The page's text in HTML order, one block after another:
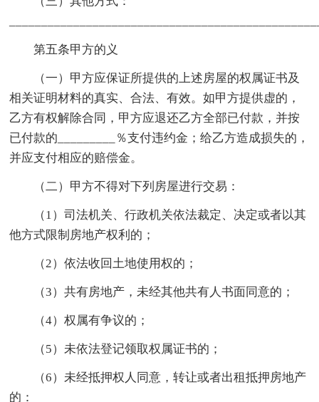
第五条甲方的义
（一）甲方应保证所提供的上述房屋的权属证书及
相关证明材料的真实、合法、有效。如甲方提供虚的，
乙方有权解除合同，甲方应退还乙方全部已付款，并按
已付款的_________％支付违约金；给乙方造成损失的，
并应支付相应的赔偿金。
（二）甲方不得对下列房屋进行交易：
（1）司法机关、行政机关依法裁定、决定或者以其
他方式限制房地产权利的；
（2）依法收回土地使用权的；
（3）共有房地产，未经其他共有人书面同意的；
（4）权属有争议的；
（5）未依法登记领取权属证书的；
（6）未经抵押权人同意，转让或者出租抵押房地产
的：